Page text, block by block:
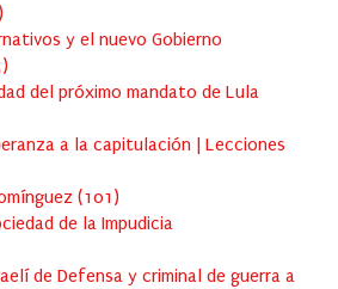
)
y el nuevo Gobierno
)
del próximo mandato de Lula
a la capitulación | Lecciones
(101 )
de la Impudicia
de Defensa y criminal de guerra a